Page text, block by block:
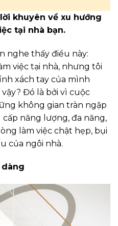
khuyên về xu hướng
tại nhà bạn.
nghe thấy điều này:
việc tại nhà, nhưng tôi
xách tay của mình
vậy? Đó là bởi vì cuộc
không gian tràn ngập
cấp năng lượng, đa năng,
làm việc chật hẹp, bụi
của ngôi nhà.
dàng